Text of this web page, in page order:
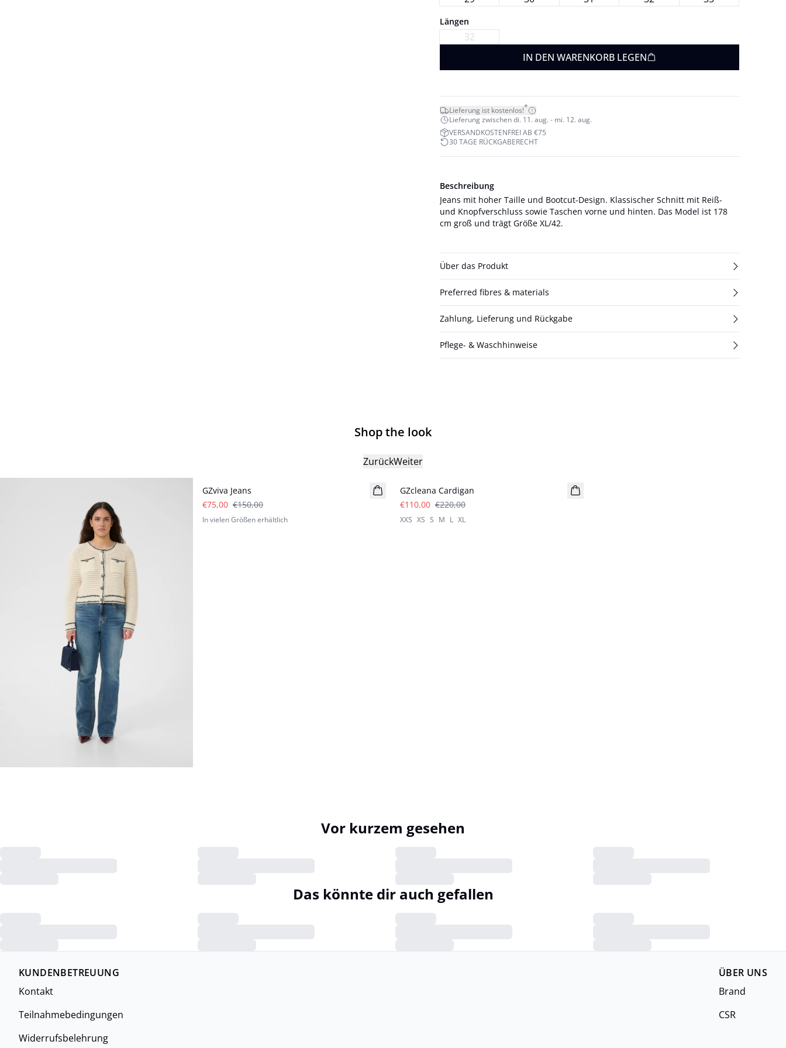
Längen
32
IN DEN WARENKORB LEGEN
Lieferung ist kostenlos!*
Lieferung zwischen di. 11. aug. - mi. 12. aug.
VERSANDKOSTENFREI AB €75
30 TAGE RÜCKGABERECHT
Beschreibung
Jeans mit hoher Taille und Bootcut-Design. Klassischer Schnitt mit Reiß-
und Knopfverschluss sowie Taschen vorne und hinten. Das Model ist 178
cm groß und trägt Größe XL/42.
Über das Produkt
Preferred fibres & materials
Zahlung, Lieferung und Rückgabe
Pflege- & Waschhinweise
Shop the look
ZurückWeiter
GZviva Jeans
€75,00 €150,00
In vielen Größen erhältlich
- 50%
GZcleana Cardigan
€110,00 €220,00
XXS XS S M L XL
Vor kurzem gesehen
Das könnte dir auch gefallen
KUNDENBETREUUNG
Kontakt
Teilnahmebedingungen
Widerrufsbelehrung
ÜBER UNS
Brand
CSR